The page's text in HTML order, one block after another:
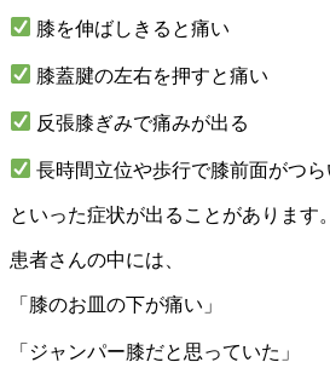
膝を伸ばしきると痛い
膝蓋腱の左右を押すと痛い
反張膝ぎみで痛みが出る
長時間立位や歩行で膝前面がつら
といった症状が出ることがあります。
患者さんの中には、
「膝のお皿の下が痛い」
「ジャンパー膝だと思っていた」